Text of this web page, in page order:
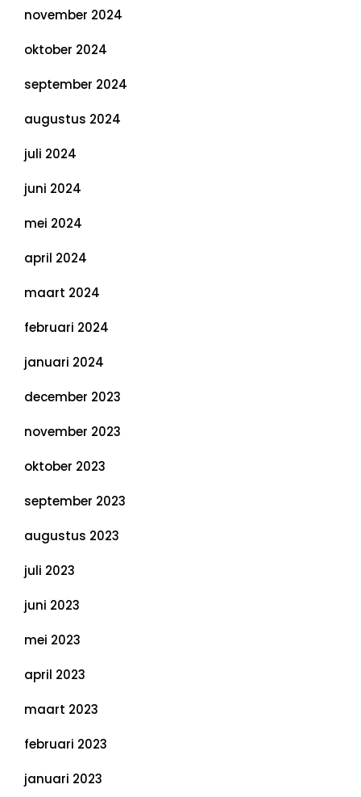
november 2024
oktober 2024
september 2024
augustus 2024
juli 2024
juni 2024
mei 2024
april 2024
maart 2024
februari 2024
januari 2024
december 2023
november 2023
oktober 2023
september 2023
augustus 2023
juli 2023
juni 2023
mei 2023
april 2023
maart 2023
februari 2023
januari 2023